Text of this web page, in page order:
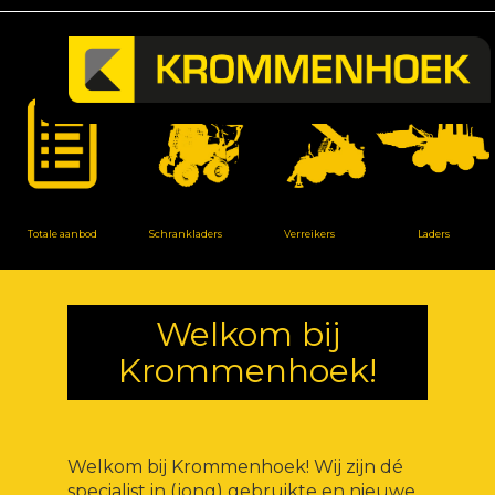
Totale aanbod Schrankladers Verreikers Laders
Welkom bij
Krommenhoek!
Welkom bij Krommenhoek! Wij zijn dé